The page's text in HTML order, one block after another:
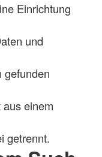
Einrichtung
und
gefunden
einem
getrennt.